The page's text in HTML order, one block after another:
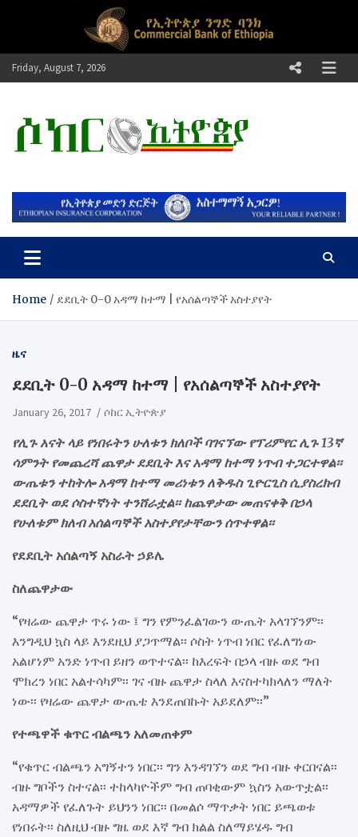
Friday, August 7, 2026
ሶከር ኢትዮጵያ
Home ​ደደቢት 0-0 አዳማ ከተማ | የአሰልጣኞች አስተያየት
ዜና
​ደደቢት 0-0 አዳማ ከተማ | የአሰልጣኞች አስተያየት
January 26, 2017 ሶከር ኢትዮጵያ
የሊጉ አናት ላይ የነበሩትን ሁለቱን ክለቦች ባገናኘው የፕሪምየር ሊጉ 13ኛ
ሳምንት የመጨረሻ ጨዋታ ደደቢት እና አዳማ ከተማ ነጥብ ተጋርተዋል፡፡
ውጤቱን ተከትሎ አዳማ ከተማ መሪነቱን ለቅዱስ ጊዮርጊስ ሲያስረክብ
ደደቢት ወደ ሶስተኛነት ተንሸራቷል፡፡ ከጨዋታው መጠናቀቅ በኃላ
የሁለቱም ክለብ አሰልጣኞች አስተያየታቸውን ሰጥተዋል፡፡
የደደቢት አሰልጣኝ አስራት ኃይሌ
ስለጨዋታው
“የዛሬው ጨዋታ ጥሩ ነው ፤ ግን የምንፈልገውን ውጤት አላገኘንም፡፡
እንግዲህ ኳስ ላይ እንደዚህ ያጋጥማል፡፡ ሶስት ነጥብ ነበር የፈለግነው
አልሆነም አንድ ነጥብ ይዘን ወጥተናል፡፡ ከእረፍት በኃላ ብዙ ወደ ግብ
ሞክረን ነበር አልተሳካም፡፡ ገና ብዙ ጨዋታ ስላለ እናስተካክላለን ማለት
ነው፡፡ የዛሬው ጨዋታ ውጤቴ እንደጠበኩት አይደለም፡፡”
የተጫዋች ቁጥር ብልጫን አለመጠቀም
“የቁጥር ብልጫን አግኝተን ነበር፡፡ ግን እንዳገኘን ወደ ግብ ብዙ ቀርበናል፡፡
ብዙ ግቦችን ስተናል፡፡ ተከላካዮችም ግብ ጠባቂውም ኳስን አውጥቷል፡፡
አዳማዎች የፈለጉት ይህንን ነበር፡፡ በመልሶ ማጥቃት ነበር ይጫወቱ
የነበሩት፡፡ ስለዚህ ብዙ ግዜ ወደ እኛ ግብ ክልል ስለማይሄዱ ግብ